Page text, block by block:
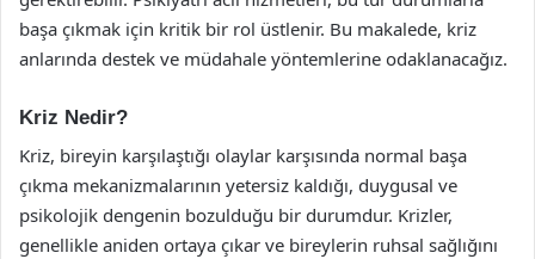
başa çıkmak için kritik bir rol üstlenir. Bu makalede, kriz
anlarında destek ve müdahale yöntemlerine odaklanacağız.
Kriz Nedir?
Kriz, bireyin karşılaştığı olaylar karşısında normal başa
çıkma mekanizmalarının yetersiz kaldığı, duygusal ve
psikolojik dengenin bozulduğu bir durumdur. Krizler,
genellikle aniden ortaya çıkar ve bireylerin ruhsal sağlığını